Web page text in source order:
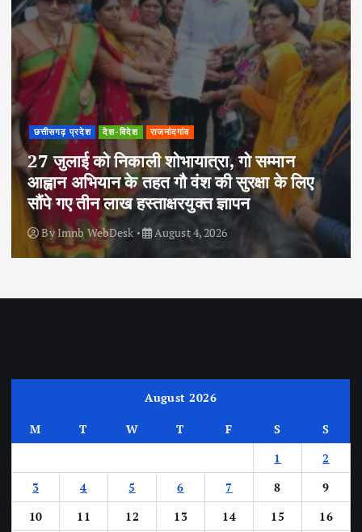
छत्तीसगढ़ प्रदेश देश-विदेश राजनांदगांव
27 जुलाई को निकाली शोभायात्रा, गो सम्मान
आह्वान अभियान के तहत गौ वंश की सुरक्षा के लिए
सौंपे गए तीन लाख हस्ताक्षरयुक्त ज्ञापन
ByImnb WebDesk August 4, 2026
August 2026
M T W T F S
S
1
2
3
4 5 6 7 8
9
10
11 12 13 14 15
16